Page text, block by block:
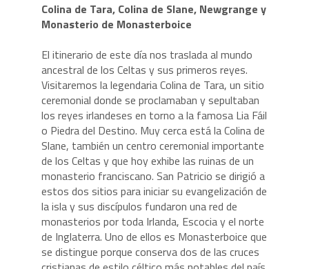
Colina de Tara, Colina de Slane, Newgrange y
Monasterio de Monasterboice
El itinerario de este día nos traslada al mundo
ancestral de los Celtas y sus primeros reyes.
Visitaremos la legendaria Colina de Tara, un sitio
ceremonial donde se proclamaban y sepultaban
los reyes irlandeses en torno a la famosa Lia Fáil
o Piedra del Destino. Muy cerca está la Colina de
Slane, también un centro ceremonial importante
de los Celtas y que hoy exhibe las ruinas de un
monasterio franciscano. San Patricio se dirigió a
estos dos sitios para iniciar su evangelización de
la isla y sus discípulos fundaron una red de
monasterios por toda Irlanda, Escocia y el norte
de Inglaterra. Uno de ellos es Monasterboice que
se distingue porque conserva dos de las cruces